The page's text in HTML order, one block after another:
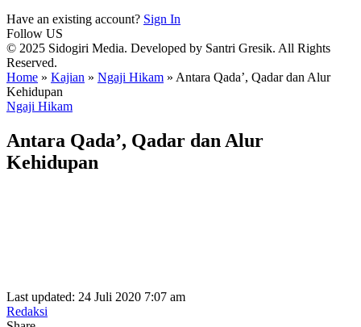
Have an existing account? Sign In
Follow US
© 2025 Sidogiri Media. Developed by Santri Gresik. All Rights
Reserved.
Home » Kajian » Ngaji Hikam » Antara Qada’, Qadar dan Alur
Kehidupan
Ngaji Hikam
Antara Qada’, Qadar dan Alur
Kehidupan
Last updated: 24 Juli 2020 7:07 am
Redaksi